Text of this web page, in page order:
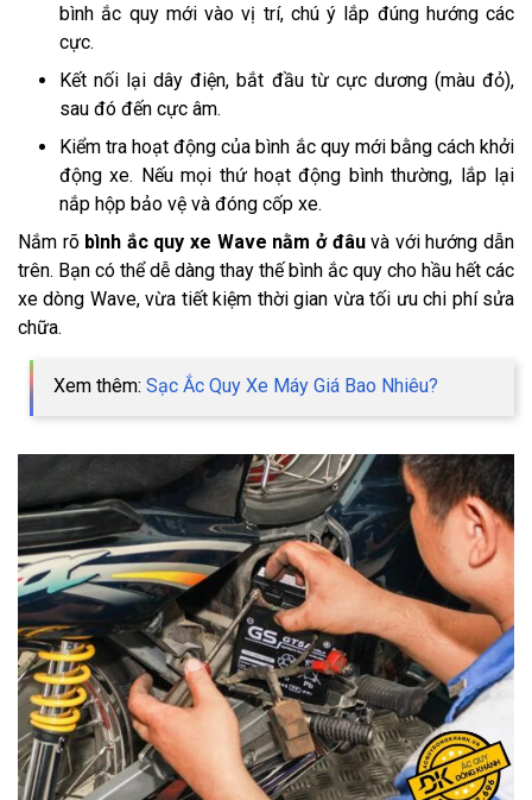
bình ắc quy mới vào vị trí, chú ý lắp đúng hướng các
cực.
Kết nối lại dây điện, bắt đầu từ cực dương (màu đỏ),
sau đó đến cực âm.
Kiểm tra hoạt động của bình ắc quy mới bằng cách khởi
động xe. Nếu mọi thứ hoạt động bình thường, lắp lại
nắp hộp bảo vệ và đóng cốp xe.
Nắm rõ bình ắc quy xe Wave nằm ở đâuvà với hướng dẫn
trên. Bạn có thể dễ dàng thay thế bình ắc quy cho hầu hết các
xe dòng Wave, vừa tiết kiệm thời gian vừa tối ưu chi phí sửa
chữa.
Xem thêm: Sạc Ắc Quy Xe Máy Giá Bao Nhiêu?